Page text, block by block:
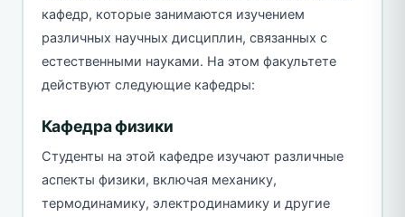
кафедр, которые занимаются изучением
различных научных дисциплин, связанных с
естественными науками. На этом факультете
действуют следующие кафедры:
Кафедра физики
Студенты на этой кафедре изучают различные
аспекты физики, включая механику,
термодинамику, электродинамику и другие